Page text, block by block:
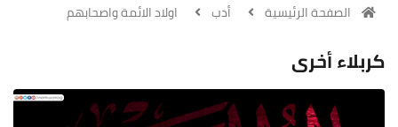
الصفحة الرئيسية أدب اولاد الائمة واصحابهم
كربلاء أخرى